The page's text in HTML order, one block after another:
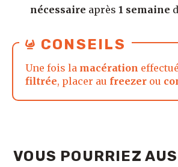
nécessaire après 1 semaine
CONSEILS
Une fois la macération
filtrée, placer au freezer ou
VOUS POURRIEZ